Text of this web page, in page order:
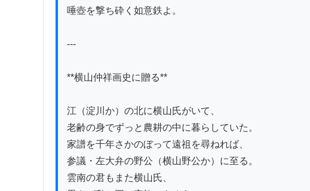
唾壺を撃ち砕く如意鉄よ。
---
**横山仲祥画史に贈る**
江（淀川か）の北に横山氏がいて、
老齢の身でずっと農耕の中に暮らしていた。
家譜を千年さかのぼって遠祖を尋ねれば、
参議・左大弁の野公（横山野公か）に至る。
雲南の君もまた横山氏、